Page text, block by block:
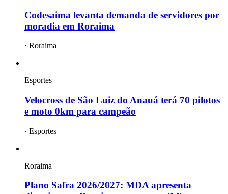
Codesaima levanta demanda de servidores por
moradia em Roraima
· Roraima
Esportes
Velocross de São Luiz do Anauá terá 70 pilotos
e moto 0km para campeão
· Esportes
Roraima
Plano Safra 2026/2027: MDA apresenta